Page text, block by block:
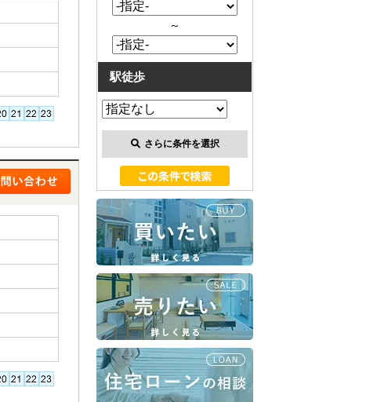
～
駅徒歩
さらに条件を選択